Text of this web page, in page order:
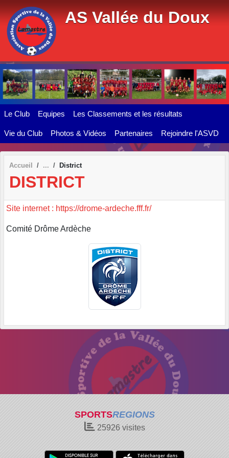
AS Vallée du Doux
Le Club Equipes Les Classements et les résultats
Vie du Club Photos & Vidéos Partenaires Rejoindre l'ASVD
Accueil District
DISTRICT
Site internet : https://drome-ardeche.fff.fr/
Comité Drôme Ardèche
SPORTSREGIONS
25926visites
Panneau de gestion des cookies